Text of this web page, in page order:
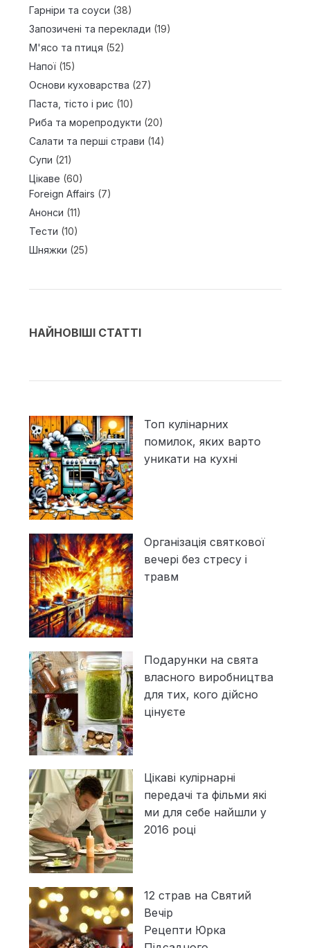
Гарніри та соуси (38)
Запозичені та переклади (19)
М'ясо та птиця (52)
Напої(15)
Основи куховарства (27)
Паста, тісто і рис (10)
Риба та морепродукти (20)
Салати та перші страви (14)
Супи (21)
Цікаве (60)
Foreign Affairs (7)
Анонси (11)
Тести (10)
Шняжки (25)
НАЙНОВІШІ СТАТТІ
Топ кулінарних
помилок, яких варто
уникати на кухні
Організація святкової
вечері без стресу і
травм
Подарунки на свята
власного виробництва
для тих, кого дійсно
цінуєте
Цікаві кулірнарні
передачі та фільми які
ми для себе найшли у
2016 році
12 страв на Святий
Вечір
Рецепти Юрка